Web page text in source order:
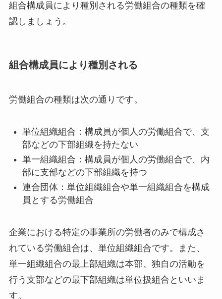
組合構成員により種別される労働組合の種類を確
認しましょう。
組合構成員により種別される
労働組合の種類は次の通りです。
単位組織組合：構成員が個人の労働組合で、支
部などの下部組織を持たない
単一組織組合：構成員が個人の労働組合で、内
部に支部などの下部組織を持つ
連合団体：単位組織組合や単一組織組合を構成
員とする労働組合
企業における特定の事業所の労働者のみで構成さ
れている労働組合は、単位組織組合です。また、
単一組織組合の最上部組織は本部、独自の活動を
行う支部などの最下部組織は単位扱組合といいま
す。